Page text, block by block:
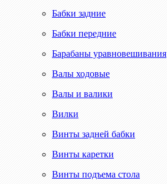
Бабки задние
Бабки передние
Барабаны уравновешивания
Валы ходовые
Валы и валики
Вилки
Винты задней бабки
Винты каретки
Винты подъема стола